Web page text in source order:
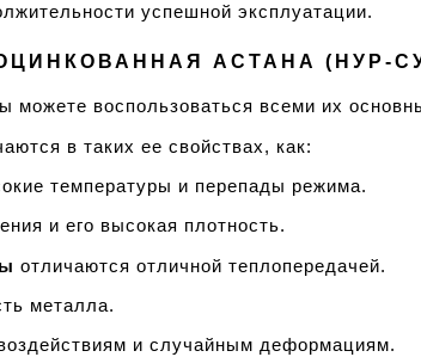
успешной эксплуатации.
АСТАНА (НУР-
можете воспользоваться всеми их
в таких ее свойствах, как:
температуры и перепады режима.
и его высокая плотность.
отличаются отличной теплопередачей.
металла.
и случайным деформациям.